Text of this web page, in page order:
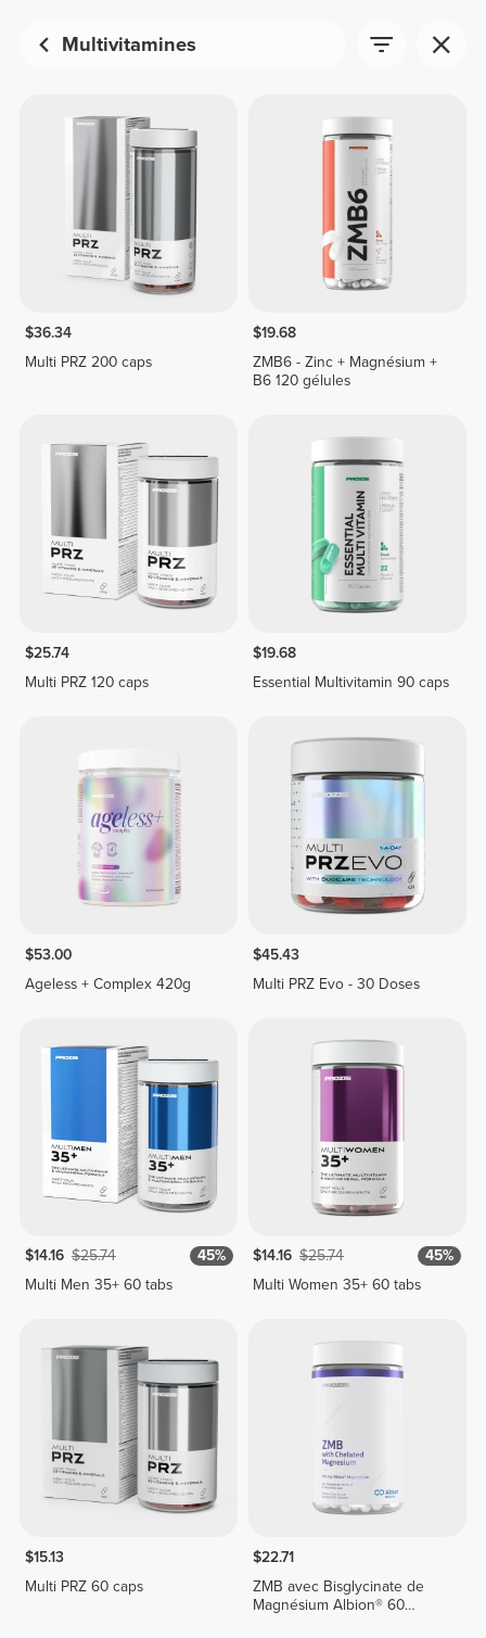
Multivitamines
$36.34
Multi PRZ 200 caps
$19.68
ZMB6 - Zinc + Magnésium +
B6 120 gélules
$25.74
Multi PRZ 120 caps
$19.68
Essential Multivitamin 90 caps
$53.00
Ageless + Complex 420g
$45.43
Multi PRZ Evo - 30 Doses
$14.16 $25.74
45%
Multi Men 35+ 60 tabs
$14.16 $25.74
45%
Multi Women 35+ 60 tabs
$15.13
Multi PRZ 60 caps
$22.71
ZMB avec Bisglycinate de
Magnésium Albion® 60